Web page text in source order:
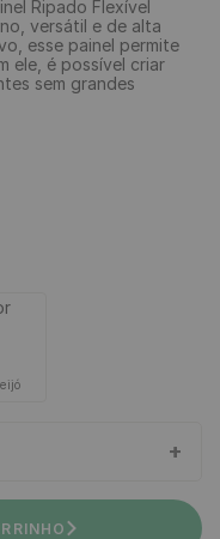
Ripado Flexível
versátil e de alta
esse painel permite
ele, é possível criar
sem grandes
+